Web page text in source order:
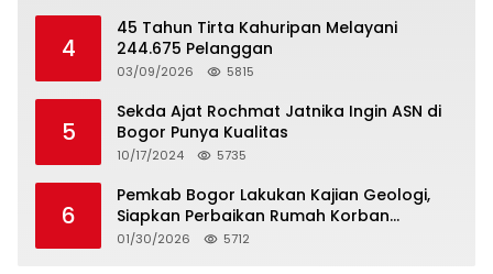
4
45 Tahun Tirta Kahuripan Melayani
244.675 Pelanggan
03/09/2026 5815
5
Sekda Ajat Rochmat Jatnika Ingin ASN di
Bogor Punya Kualitas
10/17/2024 5735
6
Pemkab Bogor Lakukan Kajian Geologi,
Siapkan Perbaikan Rumah Korban
Pergeseran Tanah
01/30/2026 5712